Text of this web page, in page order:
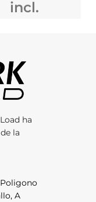
incl.
ha
la
Poligono
A